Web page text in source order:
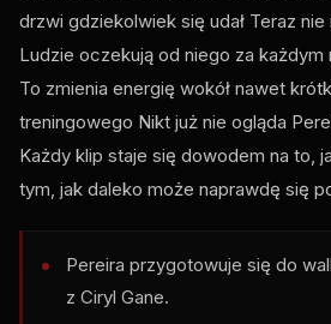
drzwi gdziekolwiek się udał Teraz
Ludzie oczekują od niego za każdym
To zmienia energię wokół nawet
treningowego Nikt już nie ogląda
Każdy klip staje się dowodem na to,
tym, jak daleko może naprawdę się
Pereira przygotowuje się do
z Ciryl Gane.